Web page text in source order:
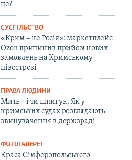
це?
СУСПІЛЬСТВО
«Крим – не Росія»: маркетплейс
Ozon припинив прийом нових
замовлень на Кримському
півострові
ПРАВА ЛЮДИНИ
Мить – і ти шпигун. Як у
кримських судах розглядають
звинувачення в держзраді
ФОТОГАЛЕРЕЇ
Краса Сімферопольського